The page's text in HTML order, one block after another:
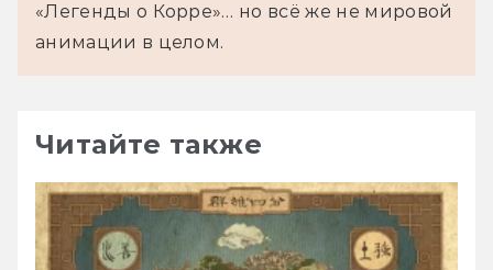
«Легенды о Корре»… но всё же не мировой
анимации в целом.
Читайте также